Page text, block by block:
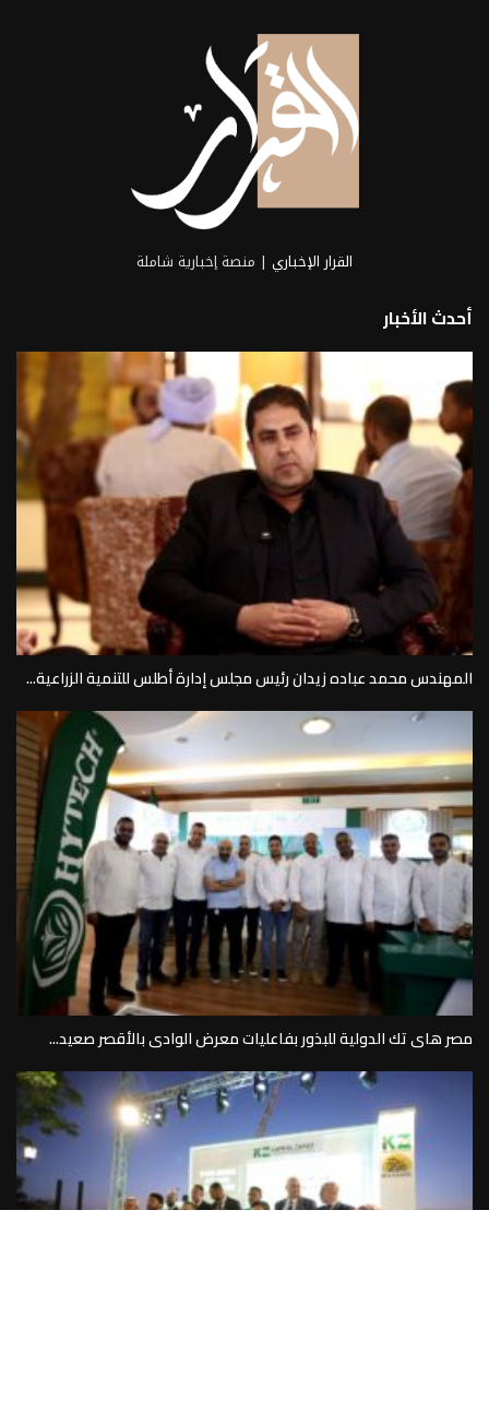
القرار الإخباري | منصة إخبارية شاملة
أحدث الأخبار
المهندس محمد عباده زيدان رئيس مجلس إدارة أطلس للتنمية الزراعية...
مصر هاى تك الدولية للبذور بفاعليات معرض الوادى بالأقصر صعيد...